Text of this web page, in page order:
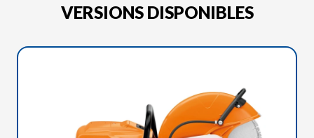
VERSIONS DISPONIBLES